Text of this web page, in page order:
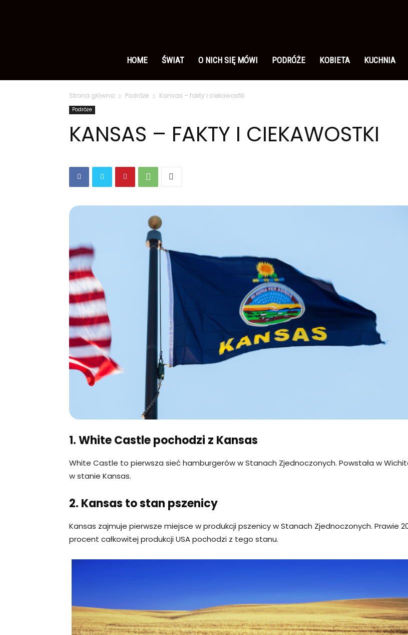
polsku
HOME ŚWIAT O NICH SIĘ MÓWI PODRÓŻE KOBIETA KUCHNIA
Strona główna Podróże Kansas – fakty i ciekawostki
Podróże
KANSAS – FAKTY I CIEKAWOSTKI
1. White Castle pochodzi z Kansas
White Castle to pierwsza sieć hamburgerów w Stanach Zjednoczonych. Powstała w
w stanie Kansas.
2. Kansas to stan pszenicy
Kansas zajmuje pierwsze miejsce w produkcji pszenicy w Stanach Zjednoczonych. Prawie
procent całkowitej produkcji USA pochodzi z tego stanu.